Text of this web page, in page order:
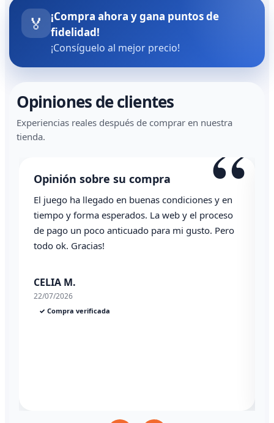
🏅
¡Compra ahora y gana puntos de
fidelidad!
¡Consíguelo al mejor precio!
Opiniones de clientes
Experiencias reales después de comprar en nuestra
tienda.
“
Opinión sobre su compra
El juego ha llegado en buenas condiciones y en
tiempo y forma esperados. La web y el proceso
de pago un poco anticuado para mi gusto. Pero
todo ok. Gracias!
CELIA M.
22/07/2026
✓ Compra verificada